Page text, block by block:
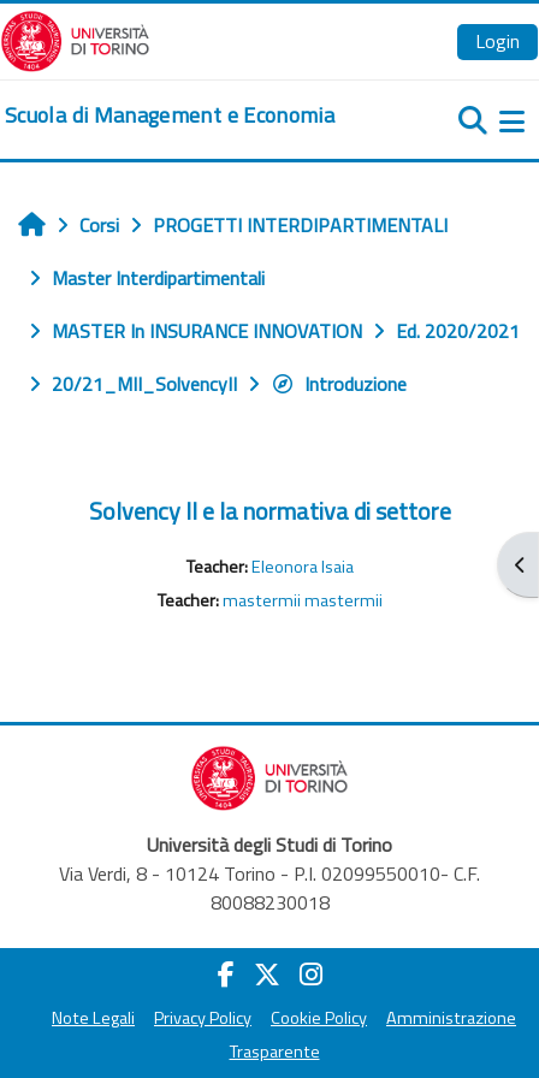
Vai al contenuto principale
Login
Scuola di Management e Economia
Home
Corsi
PROGETTI INTERDIPARTIMENTALI
Master Interdipartimentali
MASTER In INSURANCE INNOVATION
Ed. 2020/2021
20/21_MII_SolvencyII
Introduzione
Solvency II e la normativa di settore
Teacher:Eleonora Isaia
Teacher:mastermii mastermii
Università degli Studi di Torino
Via Verdi, 8 - 10124 Torino - P.I. 02099550010- C.F.
80088230018
Note Legali Privacy Policy Cookie Policy
Amministrazione
Trasparente